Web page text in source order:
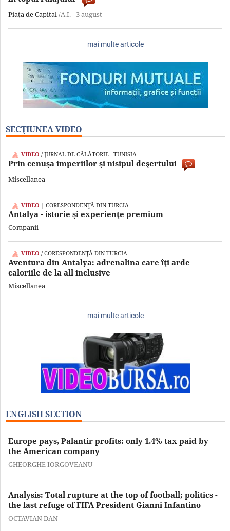
Piaţa de Capital/A.I. - 3 august
mai multe articole
SECŢIUNEA VIDEO
VIDEO / JURNAL DE CĂLĂTORIE - TUNISIA
Prin cenuşa imperiilor şi nisipul deşertului
Miscellanea
VIDEO | CORESPONDENŢĂ DIN TURCIA
Antalya - istorie şi experienţe premium
Companii
VIDEO / CORESPONDENŢĂ DIN TURCIA
Aventura din Antalya: adrenalina care îţi arde
caloriile de la all inclusive
Miscellanea
mai multe articole
ENGLISH SECTION
Europe pays, Palantir profits: only 1.4% tax paid by
the American company
GHEORGHE IORGOVEANU
Analysis: Total rupture at the top of football; politics -
the last refuge of FIFA President Gianni Infantino
OCTAVIAN DAN